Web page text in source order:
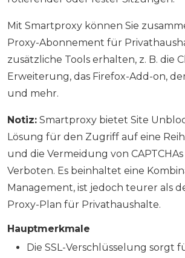
Mit Smartproxy können Sie
Proxy-Abonnement für
zusätzliche Tools erhalten, z. B. die
Erweiterung, das Firefox-Add-on,
und mehr.
Notiz: Smartproxy bietet Site
Lösung für den Zugriff auf eine
und die Vermeidung von
Verboten. Es beinhaltet eine
Management, ist jedoch teurer als
Proxy-Plan für Privathaushalte.
Hauptmerkmale
Die SSL-Verschlüsselung sorgt